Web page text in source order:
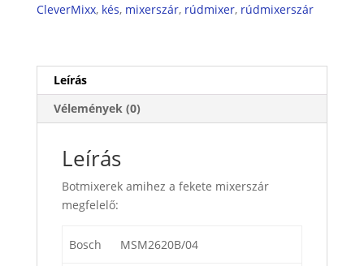
CleverMixx, kés, mixerszár, rúdmixer, rúdmixerszár
Leírás
Vélemények (0)
Leírás
Botmixerek amihez a fekete mixerszár
megfelelő:
Bosch MSM2620B/04